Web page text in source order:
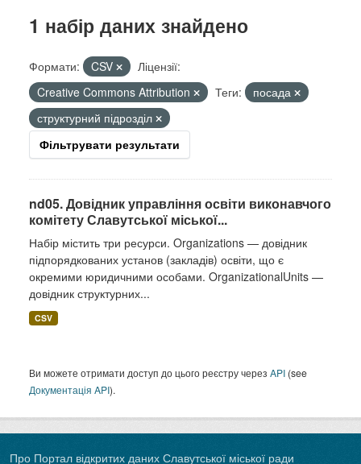
1 набір даних знайдено
Формати: CSV
Ліцензії:
Creative Commons Attribution
Теги:
посада
структурний підрозділ
Фільтрувати результати
nd05. Довідник управління освіти виконавчого
комітету Славутської міської...
Набір містить три ресурси. Organizations — довідник
підпорядкованих установ (закладів) освіти, що є
окремими юридичними особами. OrganizationalUnits —
довідник структурних...
CSV
Ви можете отримати доступ до цього реєстру через API (see
Документація API).
Про Портал відкритих даних Славутської міської ради